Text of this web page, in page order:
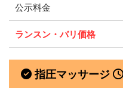
公示料金
ランスン・バリ価格
指圧マッサージ